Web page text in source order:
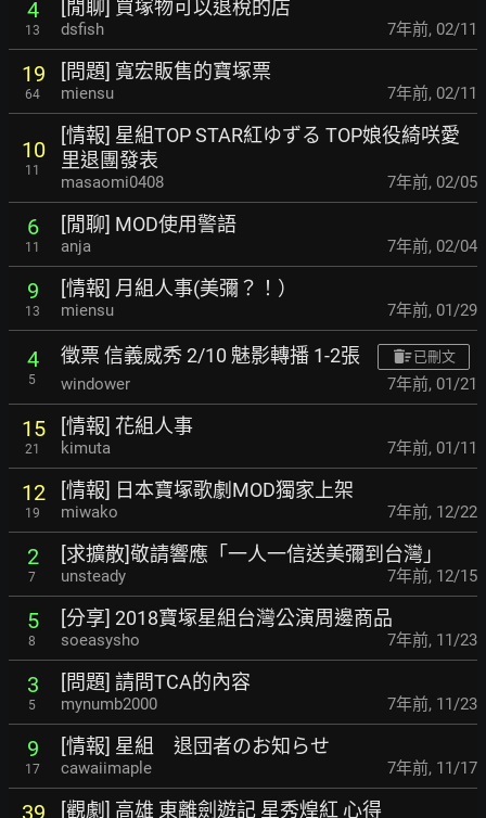
4
13
[閒聊] 買塚物可以退稅的店
dsfish 7年前, 02/11
19
64
[問題] 寬宏販售的寶塚票
miensu 7年前, 02/11
10
11
[情報] 星組TOP STAR紅ゆずる TOP娘役綺咲愛
里退團發表
masaomi0408 7年前, 02/05
6
11
[閒聊] MOD使用警語
anja 7年前, 02/04
9
13
[情報] 月組人事(美彌？！）
miensu 7年前, 01/29
4
5
徵票 信義威秀 2/10 魅影轉播 1-2張 已刪文
windower 7年前, 01/21
15
21
[情報] 花組人事
kimuta 7年前, 01/11
12
19
[情報] 日本寶塚歌劇MOD獨家上架
miwako 7年前, 12/22
2
7
[求擴散]敬請響應「一人一信送美彌到台灣」
unsteady 7年前, 12/15
5
8
[分享] 2018寶塚星組台灣公演周邊商品
soeasysho 7年前, 11/23
3
5
[問題] 請問TCA的內容
mynumb2000 7年前, 11/23
9
17
[情報] 星組 退団者のお知らせ
cawaiimaple 7年前, 11/17
39 [觀劇] 高雄 東離劍遊記 星秀煌紅 心得